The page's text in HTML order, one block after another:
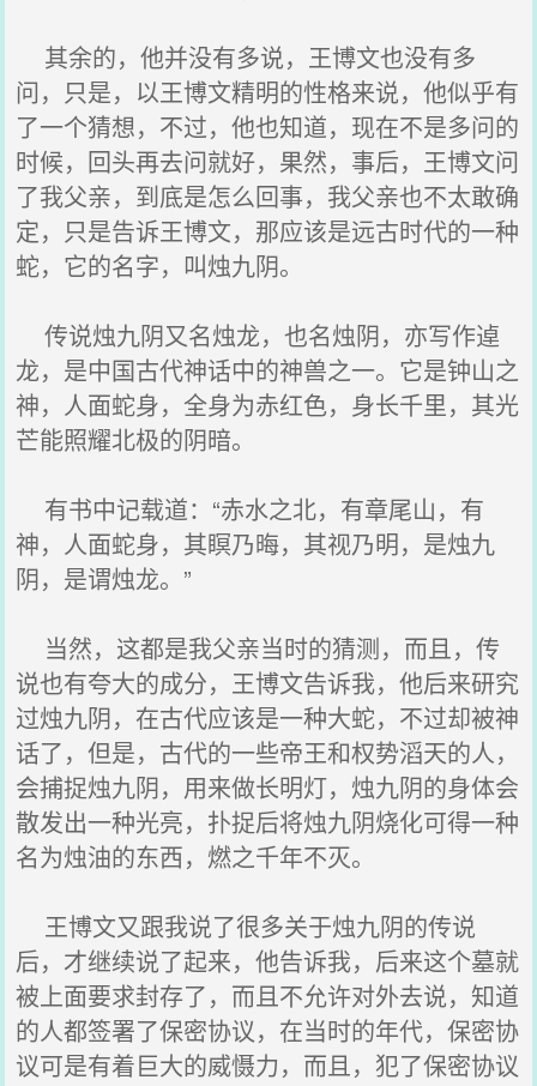
其余的，他并没有多说，王博文也没有多
问，只是，以王博文精明的性格来说，他似乎有
了一个猜想，不过，他也知道，现在不是多问的
时候，回头再去问就好，果然，事后，王博文问
了我父亲，到底是怎么回事，我父亲也不太敢确
定，只是告诉王博文，那应该是远古时代的一种
蛇，它的名字，叫烛九阴。
传说烛九阴又名烛龙，也名烛阴，亦写作逴
龙，是中国古代神话中的神兽之一。它是钟山之
神，人面蛇身，全身为赤红色，身长千里，其光
芒能照耀北极的阴暗。
有书中记载道：“赤水之北，有章尾山，有
神，人面蛇身，其瞑乃晦，其视乃明，是烛九
阴，是谓烛龙。”
当然，这都是我父亲当时的猜测，而且，传
说也有夸大的成分，王博文告诉我，他后来研究
过烛九阴，在古代应该是一种大蛇，不过却被神
话了，但是，古代的一些帝王和权势滔天的人，
会捕捉烛九阴，用来做长明灯，烛九阴的身体会
散发出一种光亮，扑捉后将烛九阴烧化可得一种
名为烛油的东西，燃之千年不灭。
王博文又跟我说了很多关于烛九阴的传说
后，才继续说了起来，他告诉我，后来这个墓就
被上面要求封存了，而且不允许对外去说，知道
的人都签署了保密协议，在当时的年代，保密协
议可是有着巨大的威慑力，而且，犯了保密协议